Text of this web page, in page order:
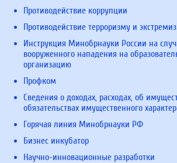
Противодействие коррупции
Противодействие терроризму и
Инструкция Минобрнауки России на
вооруженного нападения на
организацию
Профком
Сведения о доходах, расходах, об
обязательствах имущественного
Горячая линия Минобрнауки РФ
Бизнес инкубатор
Научно-инновационные разработки